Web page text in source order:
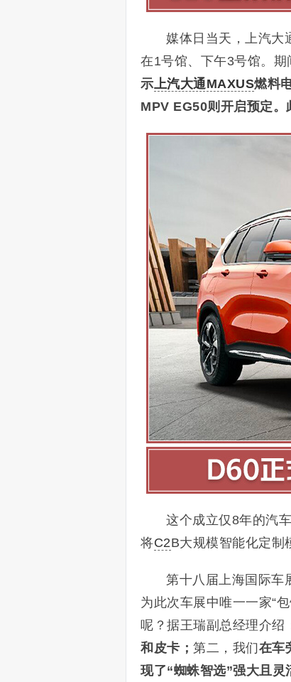
媒体日当天，上汽大
在1号馆、下午3号馆。期
示上汽大通MAXUS燃料
MPV EG50则开启预定。
这个成立仅8年的汽
将C2B大规模智能化定制
第十八届上海国际车
为此次车展中唯一一家“
呢？据王瑞副总经理介绍
和皮卡； 第二，我们在车
现了“蜘蛛智选”强大且